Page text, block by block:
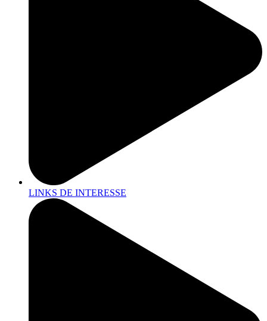
LINKS DE INTERESSE